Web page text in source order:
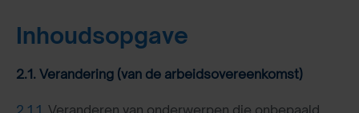
Inhoudsopgave
2.1. Verandering (van de arbeidsovereenkomst)